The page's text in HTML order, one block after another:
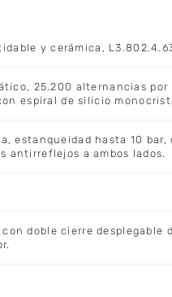
y cerámica,
25.200 alternancias por
espiral de silicio
estanqueidad hasta 10
antirreflejos a ambos lados.
doble cierre desplegable